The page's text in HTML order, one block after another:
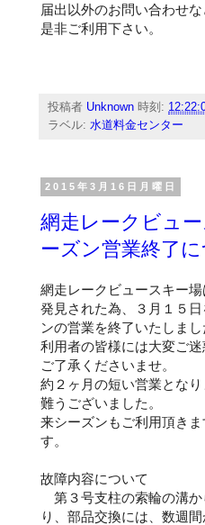
届出以外のお問い合わせ
是非ご利用下さい。
投稿者 Unknown 時刻:
ラベル:水道料金センター
2015年3月16日月曜日
網走レークビュ
ーズン営業終了
網走レークビュースキー
発見された為、３月１５
ンの営業を終了いたしまし
利用者の皆様には大変ご迷
ご了承くださいませ。
約２ヶ月の短い営業とな
難うございました。
来シーズンもご利用頂き
す。
故障内容について
第３号支柱の索輪の溝か
り、部品交換には、数週